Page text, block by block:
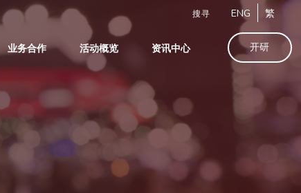
搜寻 ENG 繁
业务合作 活动概览 资讯中心 开研